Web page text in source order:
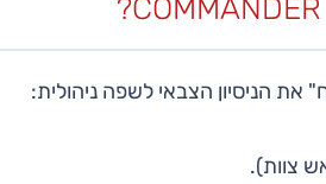
את הניסיון הצבאי לשפה ניהולית:
צוות).